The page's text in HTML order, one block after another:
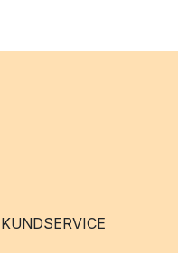
KUNDSERVICE